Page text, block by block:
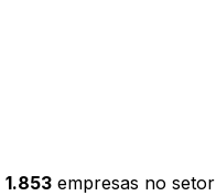
1.853 empresas no setor